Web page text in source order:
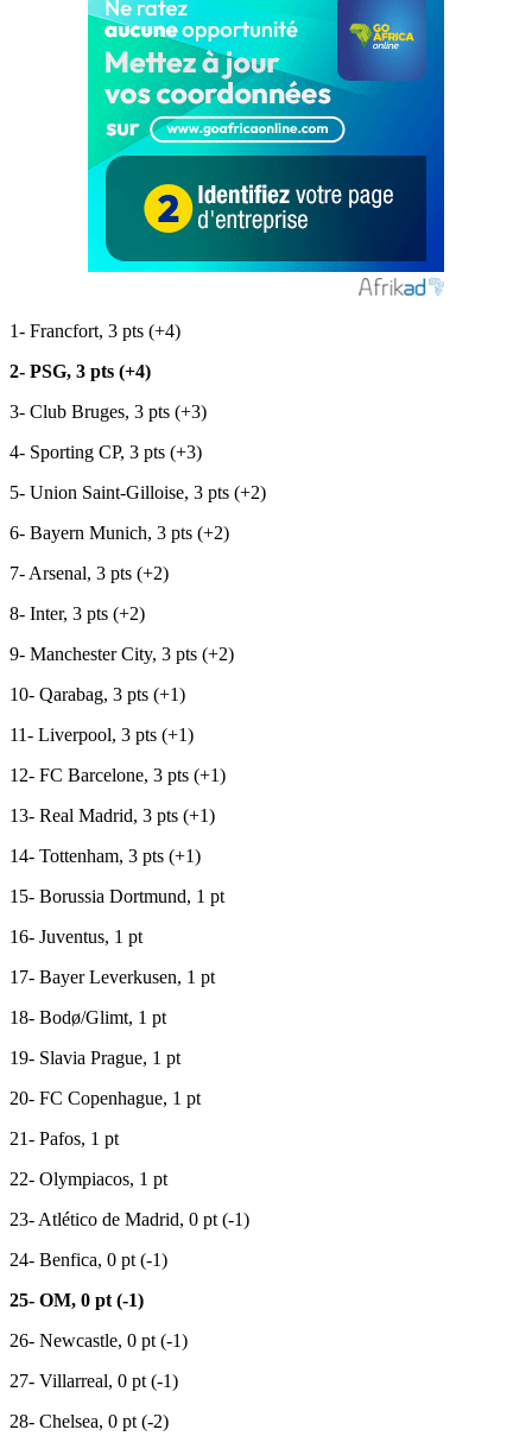
1- Francfort, 3 pts (+4)
2- PSG, 3 pts (+4)
3- Club Bruges, 3 pts (+3)
4- Sporting CP, 3 pts (+3)
5- Union Saint-Gilloise, 3 pts (+2)
6- Bayern Munich, 3 pts (+2)
7- Arsenal, 3 pts (+2)
8- Inter, 3 pts (+2)
9- Manchester City, 3 pts (+2)
10- Qarabag, 3 pts (+1)
11- Liverpool, 3 pts (+1)
12- FC Barcelone, 3 pts (+1)
13- Real Madrid, 3 pts (+1)
14- Tottenham, 3 pts (+1)
15- Borussia Dortmund, 1 pt
16- Juventus, 1 pt
17- Bayer Leverkusen, 1 pt
18- Bodø/Glimt, 1 pt
19- Slavia Prague, 1 pt
20- FC Copenhague, 1 pt
21- Pafos, 1 pt
22- Olympiacos, 1 pt
23- Atlético de Madrid, 0 pt (-1)
24- Benfica, 0 pt (-1)
25- OM, 0 pt (-1)
26- Newcastle, 0 pt (-1)
27- Villarreal, 0 pt (-1)
28- Chelsea, 0 pt (-2)